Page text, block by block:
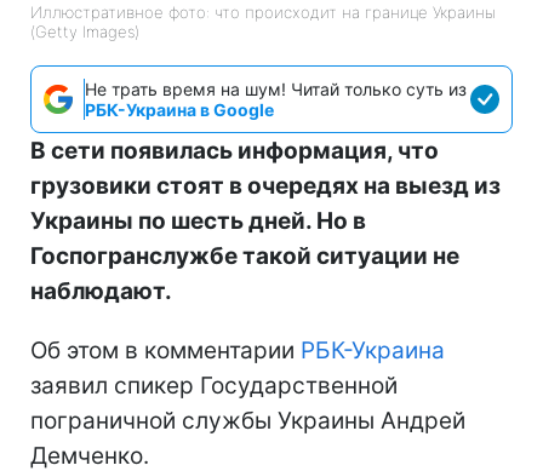
Иллюстративное фото: что происходит на границе Украины
(Getty Images)
Не трать время на шум! Читай только суть из
РБК-Украина в Google
В сети появилась информация, что
грузовики стоят в очередях на выезд из
Украины по шесть дней. Но в
Госпогранслужбе такой ситуации не
наблюдают.
Об этом в комментарии РБК-Украина
заявил спикер Государственной
пограничной службы Украины Андрей
Демченко.